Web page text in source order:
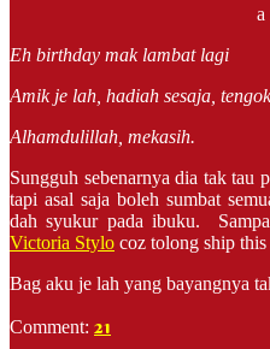
a
Eh birthday mak lambat lagi
Amik je lah, hadiah sesaja,
Alhamdulillah, mekasih.
Sungguh sebenarnya dia tak tau
tapi asal saja boleh sumbat
dah syukur pada ibuku.
Victoria Stylo coz tolong ship
Bag aku je lah yang bayangnya
Comment: 21